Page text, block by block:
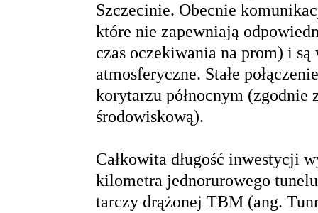
Szczecinie. Obecnie
które nie zapewniają
czas oczekiwania na prom) i
atmosferyczne. Stałe
korytarzu północnym (zgodnie
środowiskową).
Całkowita długość inwestycji
kilometra jednorurowego
tarczy drążonej TBM (ang.